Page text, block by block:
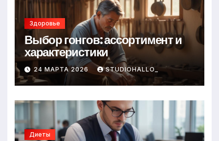
Здоровье
Выбор гонгов: ассортимент и
характеристики
24 МАРТА 2026 STUDIOHALLO_
Диеты